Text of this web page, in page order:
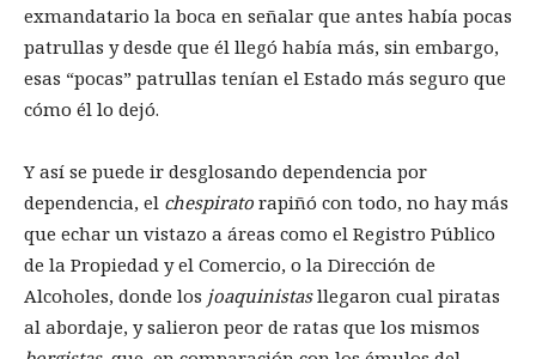
exmandatario la boca en señalar que antes había pocas
patrullas y desde que él llegó había más, sin embargo,
esas “pocas” patrullas tenían el Estado más seguro que
cómo él lo dejó.
Y así se puede ir desglosando dependencia por
dependencia, el chespirato rapiñó con todo, no hay más
que echar un vistazo a áreas como el Registro Público
de la Propiedad y el Comercio, o la Dirección de
Alcoholes, donde los joaquinistasllegaron cual piratas
al abordaje, y salieron peor de ratas que los mismos